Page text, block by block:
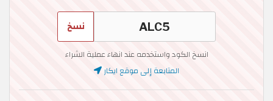
نسخ
انسخ الكود واستخدمه عند انهاء عملية الشراء
المتابعة إلى موقع ايكار